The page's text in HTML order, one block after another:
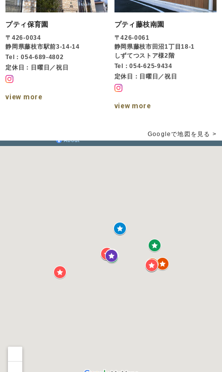
プティ保育園
〒426-0034
静岡県藤枝市駅前3-14-14
Tel：054-689-4802
定休日：日曜日／祝日
view more
プティ藤枝南園
〒426-0061
静岡県藤枝市田沼1丁目18-1
しずてつストア様2階
Tel：054-625-9434
定休日：日曜日／祝日
view more
Googleで地図を見る >